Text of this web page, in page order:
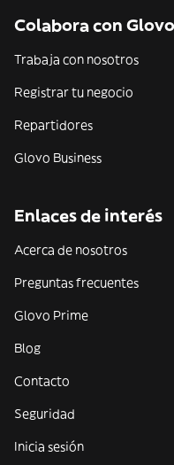
Colabora con Glovo
Trabaja con nosotros
Registrar tu negocio
Repartidores
Glovo Business
Enlaces de interés
Acerca de nosotros
Preguntas frecuentes
Glovo Prime
Blog
Contacto
Seguridad
Inicia sesión